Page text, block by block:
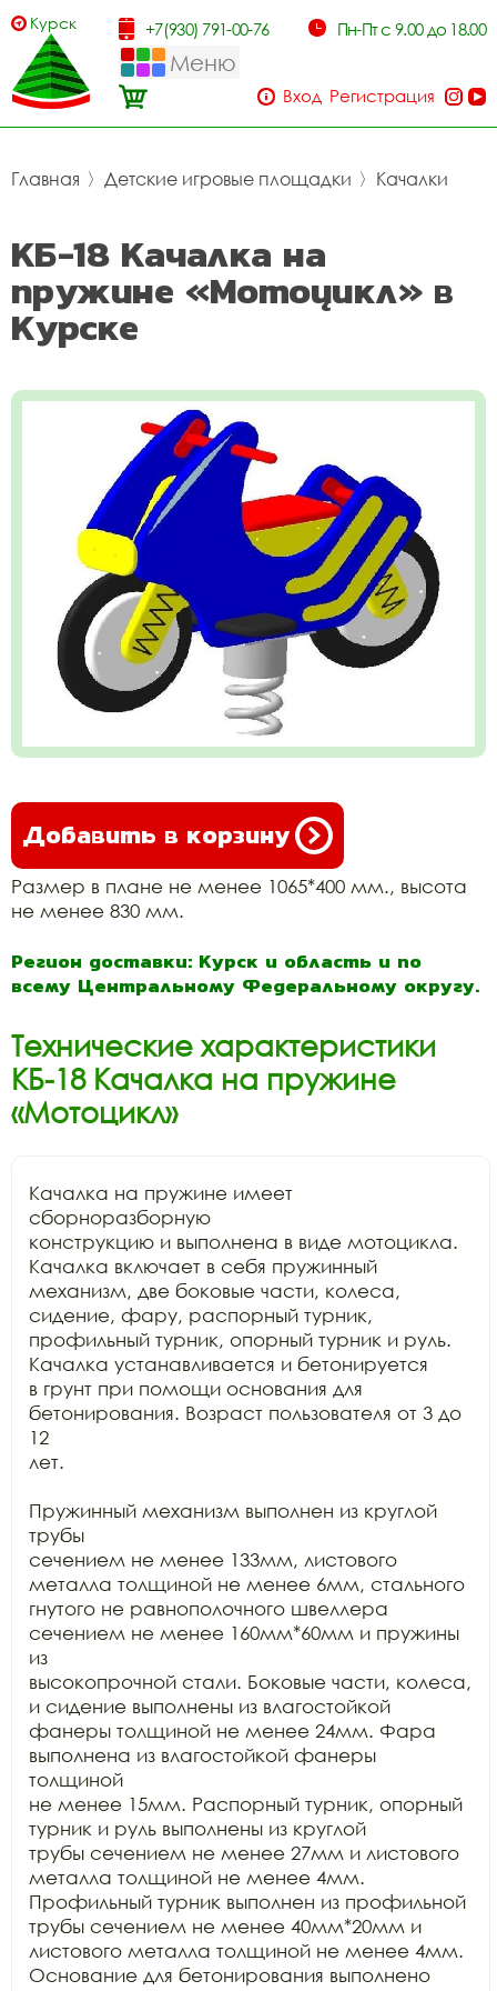
Курск +7(930) 791-00-76 Пн-Пт с 9.00 до 18.00
Меню
Вход Регистрация
Главная 〉 Детские игровые площадки 〉 Качалки
КБ-18 Качалка на
пружине «Мотоцикл» в
Курске
Добавить в корзину
Размер в плане не менее 1065*400 мм., высота
не менее 830 мм.
Регион доставки: Курск и область и по
всему Центральному Федеральному округу.
Технические характеристики
КБ-18 Качалка на пружине
«Мотоцикл»
Качалка на пружине имеет
сборноразборную
конструкцию и выполнена в виде мотоцикла.
Качалка включает в себя пружинный
механизм, две боковые части, колеса,
сидение, фару, распорный турник,
профильный турник, опорный турник и руль.
Качалка устанавливается и бетонируется
в грунт при помощи основания для
бетонирования. Возраст пользователя от 3 до
12
лет.
Пружинный механизм выполнен из круглой
трубы
сечением не менее 133мм, листового
металла толщиной не менее 6мм, стального
гнутого не равнополочного швеллера
сечением не менее 160мм*60мм и пружины
из
высокопрочной стали. Боковые части, колеса,
и сидение выполнены из влагостойкой
фанеры толщиной не менее 24мм. Фара
выполнена из влагостойкой фанеры
толщиной
не менее 15мм. Распорный турник, опорный
турник и руль выполнены из круглой
трубы сечением не менее 27мм и листового
металла толщиной не менее 4мм.
Профильный турник выполнен из профильной
трубы сечением не менее 40мм*20мм и
листового металла толщиной не менее 4мм.
Основание для бетонирования выполнено